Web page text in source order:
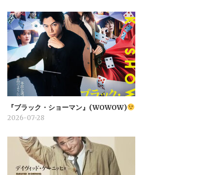
『ブラック・ショーマン』(WOWOW)
2026-07-28